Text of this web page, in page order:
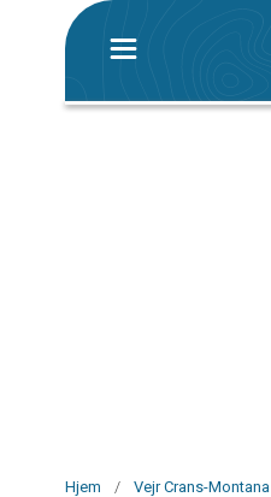
Hjem / Vejr Crans-Montana